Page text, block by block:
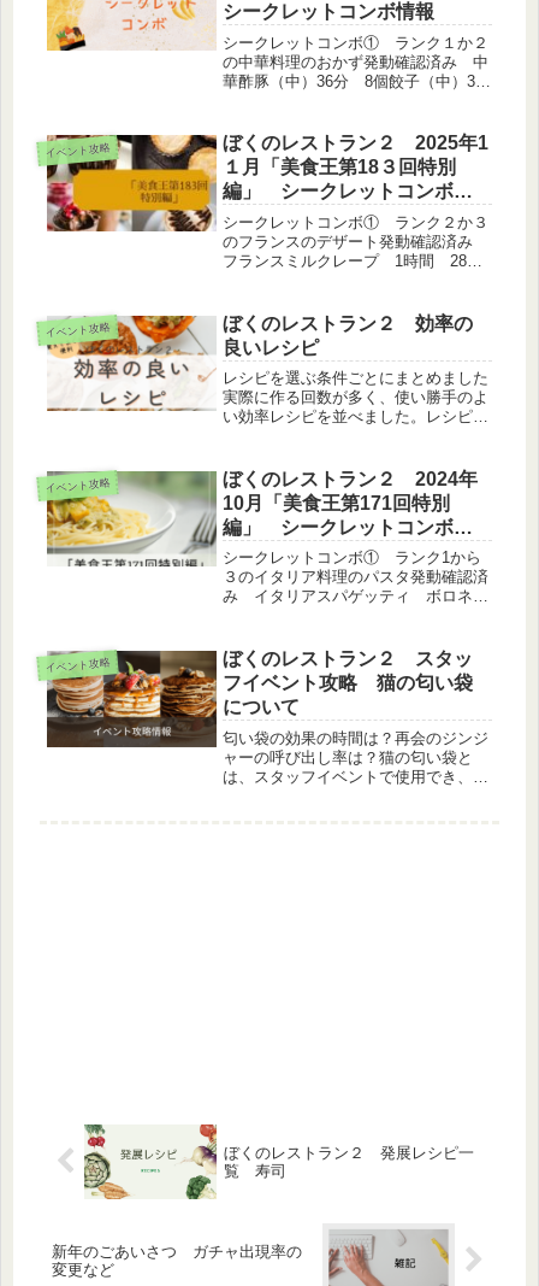
シークレットコンボ情報
シークレットコンボ① ランク１か２
の中華料理のおかず発動確認済み 中
華酢豚（中）36分 8個餃子（中）36
子（中華）2時間 42個エビマヨ（中
華）1時間30分 37...
イベント攻略
ぼくのレストラン２ 2025年1
１月「美食王第18３回特別
編」 シークレットコンボ情
報
シークレットコンボ① ランク２か３
のフランスのデザート発動確認済み
フランスミルクレープ 1時間 28
ファインバターのチェリーパイ 2時
間20分 83個フォンダンショ...
イベント攻略
ぼくのレストラン２ 効率の
良いレシピ
レシピを選ぶ条件ごとにまとめました
実際に作る回数が多く、使い勝手のよ
い効率レシピを並べました。レシピを
ル17本8時間で時短して積むならステ
ーキ定食（洋） 8時間50分 18...
イベント攻略
ぼくのレストラン２ 2024年
10月「美食王第171回特別
編」 シークレットコンボ情
報
シークレットコンボ① ランク1から
３のイタリア料理のパスタ発動確認済
み イタリアスパゲッティ ボロネー
ゲッティ ジェノベーゼ 1時間40
分 33個 スパゲッティー ...
イベント攻略
ぼくのレストラン２ スタッ
フイベント攻略 猫の匂い袋
について
匂い袋の効果の時間は？再会のジンジ
ャーの呼び出し率は？猫の匂い袋と
は、スタッフイベントで使用でき、再
ぼくのレストラン２ 発展レシピ一
覧 寿司
新年のごあいさつ ガチャ出現率の
変更など